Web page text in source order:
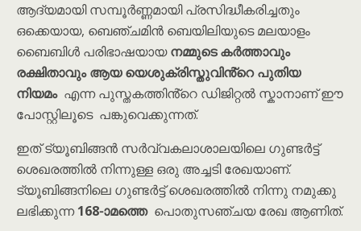
ആദ്യമായി സമ്പൂർണ്ണമായി പ്രസിദ്ധീകരിച്ചതും
ഒക്കെയായ, ബെഞ്ചമിൻ ബെയിലിയുടെ മലയാളം
ബൈബിൾ പരിഭാഷയായനമ്മുടെ കർത്താവും
രക്ഷിതാവും ആയ യെശുക്രിസ്തുവിൻ്റെ പുതിയ
നിയമംഎന്ന പുസ്തകത്തിൻ്റെ ഡിജിറ്റൽ സ്കാനാണ് ഈ
പോസ്റ്റിലൂടെ പങ്കുവെക്കുന്നത്.
ഇത് ട്യൂബിങ്ങൻ സർവ്വകലാശാലയിലെ ഗുണ്ടർട്ട്
ശെഖരത്തിൽ നിന്നുള്ള ഒരു അച്ചടി രേഖയാണ്.
ട്യൂബിങ്ങനിലെ ഗുണ്ടർട്ട് ശെഖരത്തിൽ നിന്നു നമുക്കു
ലഭിക്കുന്ന168-ാമത്തെപൊതുസഞ്ചയ രേഖ ആണിത്.